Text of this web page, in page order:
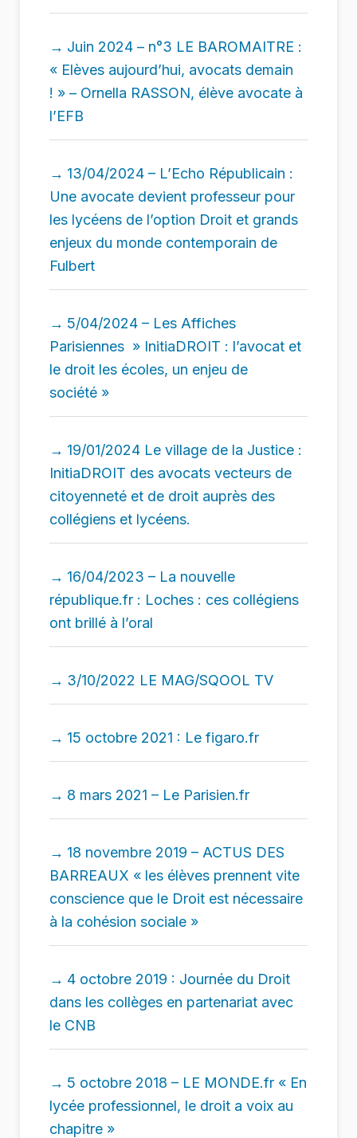
Juin 2024 – n°3 LE BAROMAITRE :
« Elèves aujourd’hui, avocats demain
! » – Ornella RASSON, élève avocate à
l’EFB
13/04/2024 – L’Echo Républicain :
Une avocate devient professeur pour
les lycéens de l’option Droit et grands
enjeux du monde contemporain de
Fulbert
5/04/2024 – Les Affiches
Parisiennes » InitiaDROIT : l’avocat et
le droit les écoles, un enjeu de
société »
19/01/2024 Le village de la Justice :
InitiaDROIT des avocats vecteurs de
citoyenneté et de droit auprès des
collégiens et lycéens.
16/04/2023 – La nouvelle
république.fr : Loches : ces collégiens
ont brillé à l’oral
3/10/2022 LE MAG/SQOOL TV
15 octobre 2021 : Le figaro.fr
8 mars 2021 – Le Parisien.fr
18 novembre 2019 – ACTUS DES
BARREAUX « les élèves prennent vite
conscience que le Droit est nécessaire
à la cohésion sociale »
4 octobre 2019 : Journée du Droit
dans les collèges en partenariat avec
le CNB
5 octobre 2018 – LE MONDE.fr « En
lycée professionnel, le droit a voix au
chapitre »